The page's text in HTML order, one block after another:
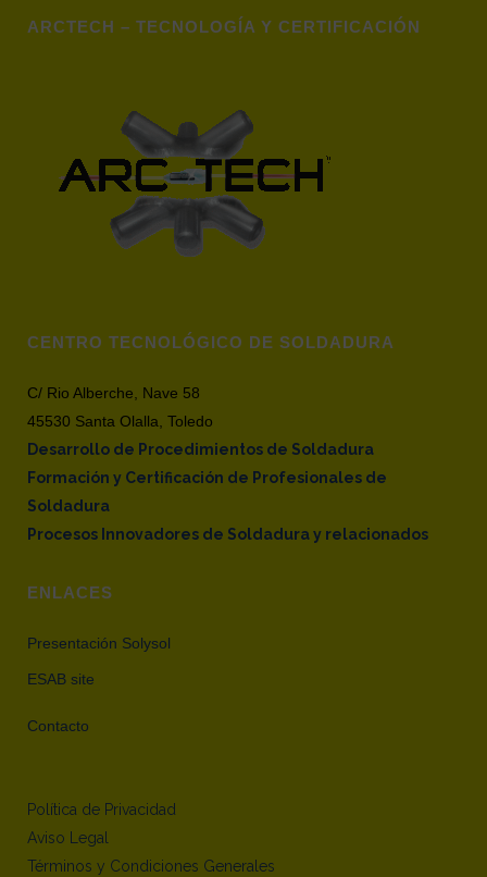
ARCTECH – TECNOLOGÍA Y CERTIFICACIÓN
CENTRO TECNOLÓGICO DE SOLDADURA
C/ Rio Alberche, Nave 58
45530 Santa Olalla, Toledo
Desarrollo de Procedimientos de Soldadura
Formación y Certificación de Profesionales de
Soldadura
Procesos Innovadores de Soldadura y relacionados
ENLACES
Presentación Solysol
ESAB site
Contacto
Política de Privacidad
Aviso Legal
Términos y Condiciones Generales